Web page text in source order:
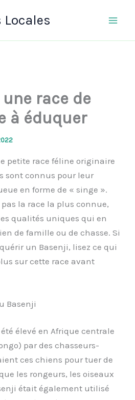
Locales
race de
à éduquer
petite race féline originaire
sont connus pour leur
en forme de « singe ».
la race la plus connue,
qualités uniques qui en
de famille ou de chasse. Si
un Basenji, lisez ce qui
sur cette race avant
Basenji
été élevé en Afrique centrale
par des chasseurs-
ces chiens pour tuer de
les rongeurs, les oiseaux
était également utilisé